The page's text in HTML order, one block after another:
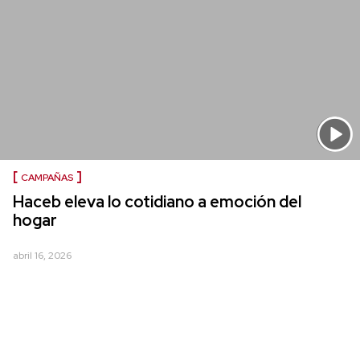
CAMPAÑAS
Haceb eleva lo cotidiano a emoción del
hogar
abril 16, 2026